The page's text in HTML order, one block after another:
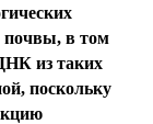
почвы, в том
из таких
поскольку